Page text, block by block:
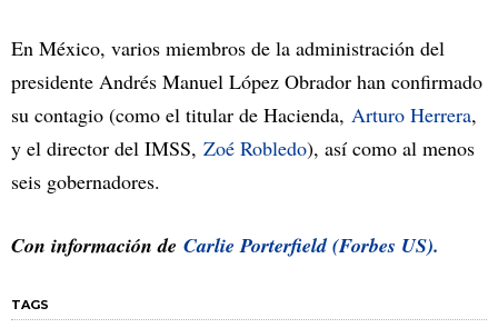
En México, varios miembros de la administración del
presidente Andrés Manuel López Obrador han confirmado
su contagio (como el titular de Hacienda, Arturo Herrera,
y el director del IMSS, Zoé Robledo), así como al menos
seis gobernadores.
Con información de Carlie Porterfield (Forbes US).
TAGS